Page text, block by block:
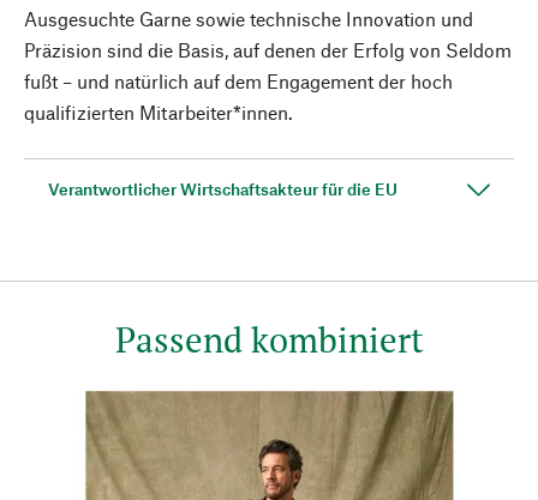
Ausgesuchte Garne sowie technische Innovation und
Präzision sind die Basis, auf denen der Erfolg von Seldom
fußt – und natürlich auf dem Engagement der hoch
qualifizierten Mitarbeiter*innen.
Verantwortlicher Wirtschaftsakteur für die EU
Passend kombiniert